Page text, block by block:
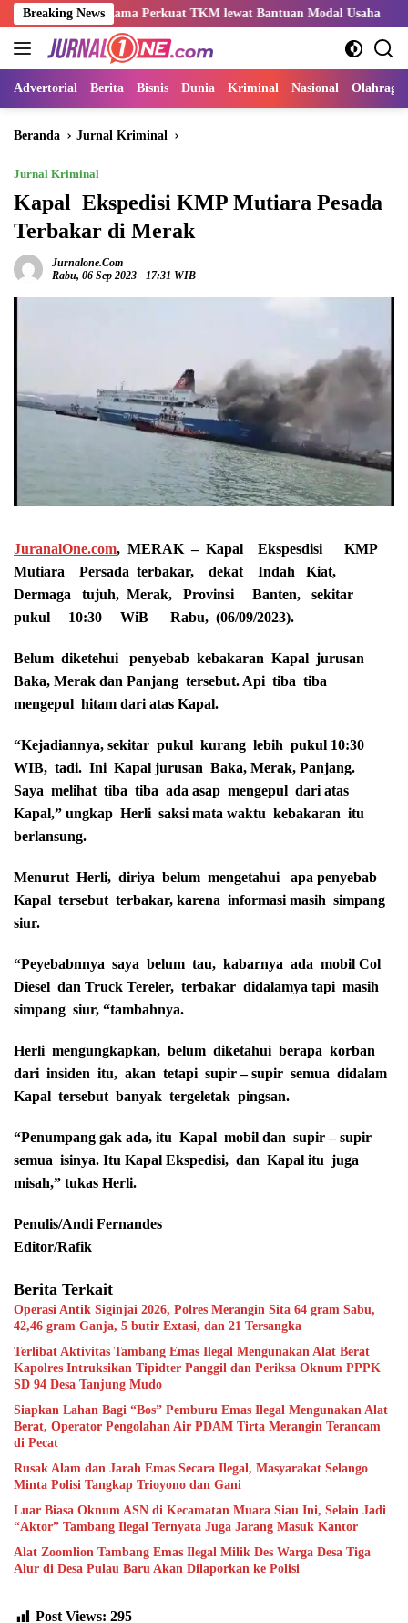
Langsung
ke
konten
Breaking News
Rama Perkuat TKM lewat Bantuan Modal Usaha
Advertorial Berita Bisnis Dunia Kriminal Nasional Olahraga
Beranda Jurnal Kriminal
Jurnal Kriminal
Kapal Ekspedisi KMP Mutiara Pesada
Terbakar di Merak
Jurnalone.com
Rabu, 06 Sep 2023 - 17:31 WIB
JuranalOne.com, MERAK – Kapal Ekspesdisi KMP
Mutiara Persada terbakar, dekat Indah Kiat,
Dermaga tujuh, Merak, Provinsi Banten, sekitar
pukul 10:30 WiB Rabu, (06/09/2023).
Belum diketehui penyebab kebakaran Kapal jurusan
Baka, Merak dan Panjang tersebut. Api tiba tiba
mengepul hitam dari atas Kapal.
“Kejadiannya, sekitar pukul kurang lebih pukul 10:30
WIB, tadi. Ini Kapal jurusan Baka, Merak, Panjang.
Saya melihat tiba tiba ada asap mengepul dari atas
Kapal,” ungkap Herli saksi mata waktu kebakaran itu
berlansung.
Menurut Herli, diriya belum mengetahui apa penyebab
Kapal tersebut terbakar, karena informasi masih simpang
siur.
“Peyebabnnya saya belum tau, kabarnya ada mobil Col
Diesel dan Truck Tereler, terbakar didalamya tapi masih
simpang siur, “tambahnya.
Herli mengungkapkan, belum diketahui berapa korban
dari insiden itu, akan tetapi supir – supir semua didalam
Kapal tersebut banyak tergeletak pingsan.
“Penumpang gak ada, itu Kapal mobil dan supir – supir
semua isinya. Itu Kapal Ekspedisi, dan Kapal itu juga
misah,” tukas Herli.
Penulis/Andi Fernandes
Editor/Rafik
Berita Terkait
Operasi Antik Siginjai 2026, Polres Merangin Sita 64 gram Sabu,
42,46 gram Ganja, 5 butir Extasi, dan 21 Tersangka
Terlibat Aktivitas Tambang Emas Ilegal Mengunakan Alat Berat
Kapolres Intruksikan Tipidter Panggil dan Periksa Oknum PPPK
SD 94 Desa Tanjung Mudo
Siapkan Lahan Bagi “Bos” Pemburu Emas Ilegal Mengunakan Alat
Berat, Operator Pengolahan Air PDAM Tirta Merangin Terancam
di Pecat
Rusak Alam dan Jarah Emas Secara Ilegal, Masyarakat Selango
Minta Polisi Tangkap Trioyono dan Gani
Luar Biasa Oknum ASN di Kecamatan Muara Siau Ini, Selain Jadi
“Aktor” Tambang Ilegal Ternyata Juga Jarang Masuk Kantor
Alat Zoomlion Tambang Emas Ilegal Milik Des Warga Desa Tiga
Alur di Desa Pulau Baru Akan Dilaporkan ke Polisi
Post Views: 295